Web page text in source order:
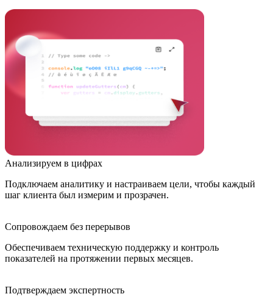
Анализируем в цифрах
Подключаем аналитику и настраиваем цели, чтобы каждый
шаг клиента был измерим и прозрачен.
Сопровождаем без перерывов
Обеспечиваем техническую поддержку и контроль
показателей на протяжении первых месяцев.
Подтверждаем экспертность